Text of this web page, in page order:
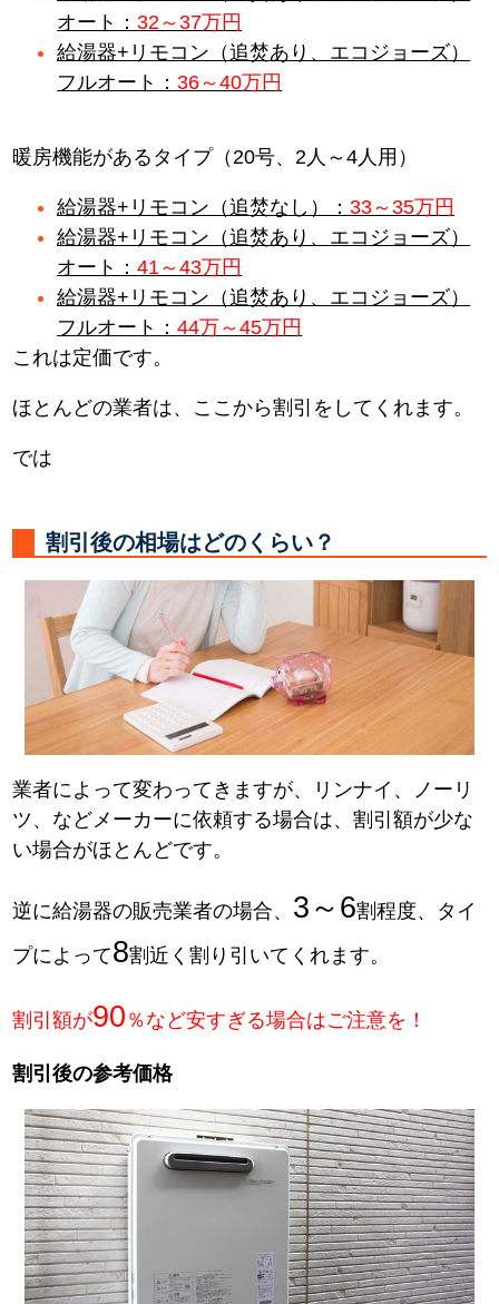
オート：32～37万円
給湯器+リモコン（追焚あり、エコジョーズ）
フルオート：36～40万円
暖房機能があるタイプ（20号、2人～4人用）
給湯器+リモコン（追焚なし）：33～35万円
給湯器+リモコン（追焚あり、エコジョーズ）
オート：41～43万円
給湯器+リモコン（追焚あり、エコジョーズ）
フルオート：44万～45万円
これは定価です。
ほとんどの業者は、ここから割引をしてくれます。
では
割引後の相場はどのくらい？
業者によって変わってきますが、リンナイ、ノーリ
ツ、などメーカーに依頼する場合は、割引額が少な
い場合がほとんどです。
逆に給湯器の販売業者の場合、 3～6割程度、タイ
プによって8割近く割り引いてくれます。
割引額が90 ％など安すぎる場合はご注意を！
割引後の参考価格